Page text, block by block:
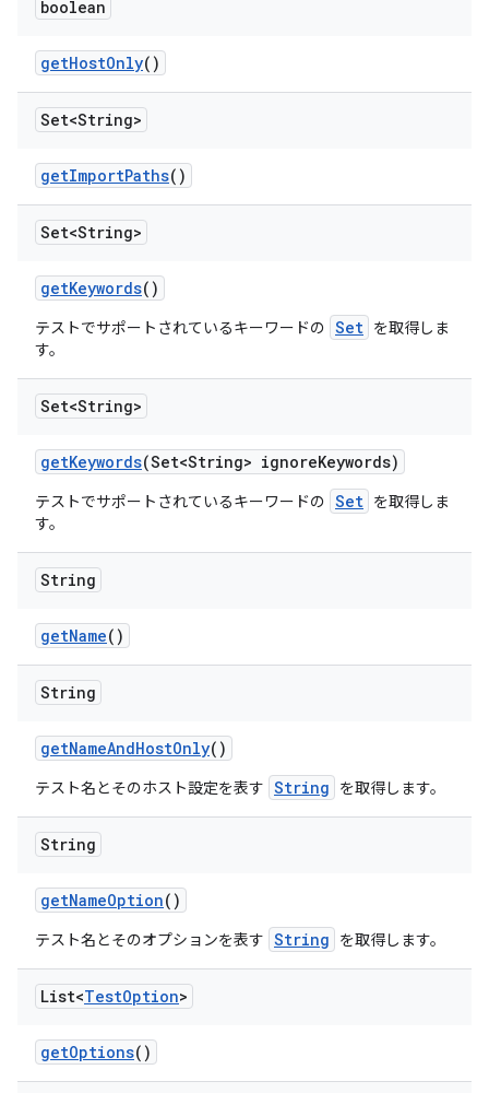
boolean
getHostOnly()
Set<String>
getImportPaths()
Set<String>
getKeywords()
テストでサポートされているキーワードの Set を取得しま
す。
Set<String>
getKeywords(Set<String> ignoreKeywords)
テストでサポートされているキーワードの Set を取得しま
す。
String
getName()
String
getNameAndHostOnly()
テスト名とそのホスト設定を表す String を取得します。
String
getNameOption()
テスト名とそのオプションを表す String を取得します。
List<TestOption>
getOptions()